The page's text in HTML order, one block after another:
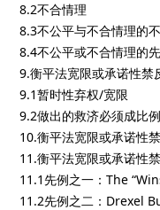
8.2不合情理
8.3不公平与不合情理的
8.4不公平或不合情理的
9.衡平法宽限或承诺性禁
9.1暂时性弃权/宽限
9.2做出的救济必须成比例
10.衡平法宽限或承诺性
11.衡平法宽限或承诺性
11.1先例之一：The
11.2先例之二：Drexel